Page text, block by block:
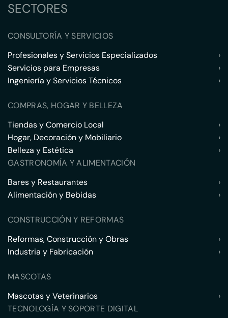
SECTORES
CONSULTORÍA Y SERVICIOS
Profesionales y Servicios Especializados
›
Servicios para Empresas
›
Ingeniería y Servicios Técnicos
›
COMPRAS, HOGAR Y BELLEZA
Tiendas y Comercio Local
›
Hogar, Decoración y Mobiliario
›
Belleza y Estética
›
GASTRONOMÍA Y ALIMENTACIÓN
Bares y Restaurantes
›
Alimentación y Bebidas
›
CONSTRUCCIÓN Y REFORMAS
Reformas, Construcción y Obras
›
Industria y Fabricación
›
MASCOTAS
Mascotas y Veterinarios
›
TECNOLOGÍA Y SOPORTE DIGITAL